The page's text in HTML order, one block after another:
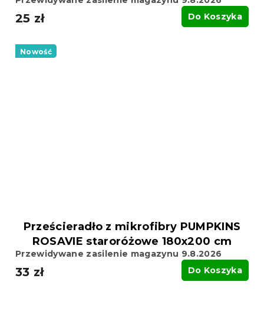
25 zł Do Koszyka
Nowość
Prześcieradło z mikrofibry PUMPKINS
ROSAVIE staroróżowe 180x200 cm
Przewidywane zasilenie magazynu 9.8.2026
33 zł Do Koszyka